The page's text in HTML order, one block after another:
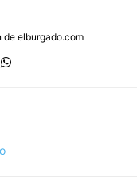
de elburgado.com